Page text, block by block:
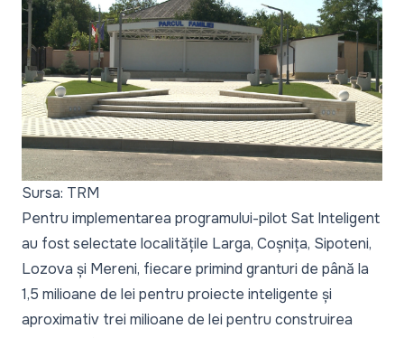
Sursa: TRM
Pentru implementarea programului-pilot Sat Inteligent
au fost selectate localitățile Larga, Coșnița, Sipoteni,
Lozova și Mereni, fiecare primind granturi de până la
1,5 milioane de lei pentru proiecte inteligente și
aproximativ trei milioane de lei pentru construirea